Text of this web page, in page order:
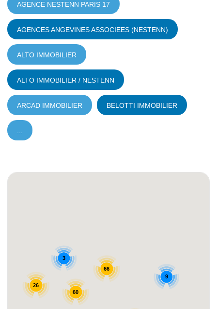
AGENCE NESTENN PARIS 17
AGENCES ANGEVINES ASSOCIEES (NESTENN)
ALTO IMMOBILIER
ALTO IMMOBILIER / NESTENN
ARCAD IMMOBILIER BELOTTI IMMOBILIER
66
26
60
9
3